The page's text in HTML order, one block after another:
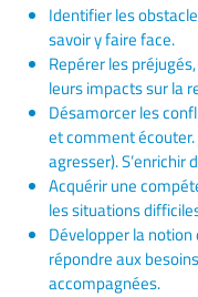
Identifier les
savoir y faire face.
Repérer les
leurs impacts sur la
Désamorcer les
et comment écouter.
agresser). S’enrichir
Acquérir une
les situations
Développer la
répondre aux
accompagnées.